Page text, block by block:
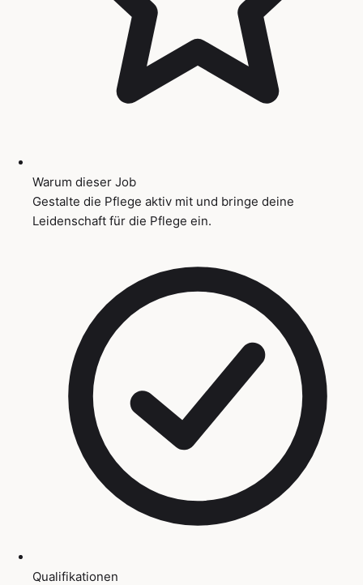
Warum dieser Job
Gestalte die Pflege aktiv mit und bringe deine
Leidenschaft für die Pflege ein.
Qualifikationen